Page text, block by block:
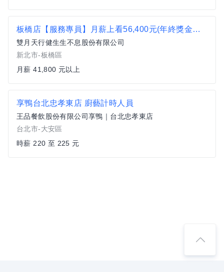
板橋店【服務專員】月薪上看56,400元(年終獎金另計)
雙月天行健生生不息股份有限公司
新北市-板橋區
月薪 41,800 元以上
享鴨台北忠孝東店 廚藝計時人員
王品餐飲股份有限公司享鴨｜台北忠孝東店
台北市-大安區
時薪 220 至 225 元